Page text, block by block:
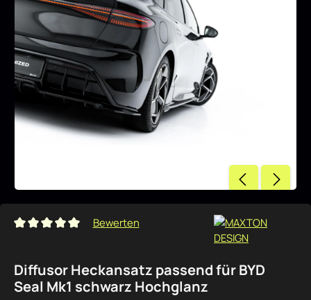
Durchschnittliche Bewertung von 0 von 5 Sternen
Bewerten
Diffusor Heckansatz passend für BYD
Seal Mk1 schwarz Hochglanz